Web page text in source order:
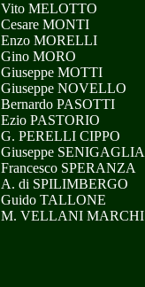
Vito MELOTTO
Cesare MONTI
Enzo MORELLI
Gino MORO
Giuseppe MOTTI
Giuseppe NOVELLO
Bernardo PASOTTI
Ezio PASTORIO
G. PERELLI CIPPO
Giuseppe SENIGAGLIA
Francesco SPERANZA
A. di SPILIMBERGO
Guido TALLONE
M. VELLANI MARCHI